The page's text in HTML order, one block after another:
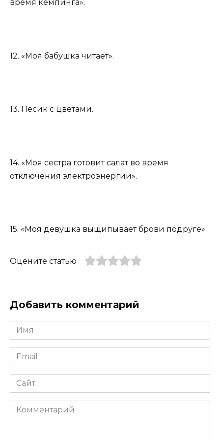
время кемпинга».
12. «Моя бабушка читает».
13. Пёсик с цветами.
14. «Моя сестра готовит салат во время
отключения электроэнергии».
15. «Моя девушка выщипывает брови подруге».
Оцените статью
Добавить комментарий
Имя
*
Email
*
Сайт
Комментарий